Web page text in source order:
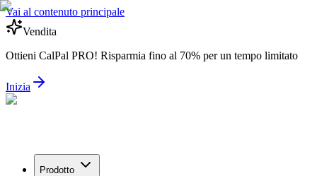
Vai al contenuto principale
Vendita
Ottieni CalPal PRO! Risparmia fino al 70% per un tempo limitato
Inizia
Prodotto